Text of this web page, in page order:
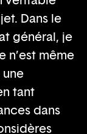
Dans le
général, je
n’est même
une
tant
dans